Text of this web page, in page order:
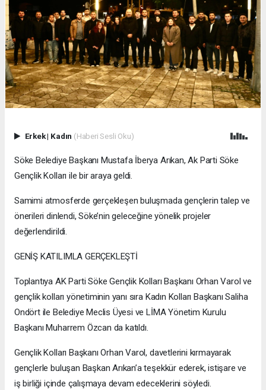
Erkek| Kadın (Haberi Sesli Oku)
Söke Belediye Başkanı Mustafa İberya Arıkan, Ak Parti Söke
Gençlik Kolları ile bir araya geldi.
Samimi atmosferde gerçekleşen buluşmada gençlerin talep ve
önerileri dinlendi, Söke’nin geleceğine yönelik projeler
değerlendirildi.
GENİŞ KATILIMLA GERÇEKLEŞTİ
Toplantıya AK Parti Söke Gençlik Kolları Başkanı Orhan Varol ve
gençlik kolları yönetiminin yanı sıra Kadın Kolları Başkanı Saliha
Ondört ile Belediye Meclis Üyesi ve LİMA Yönetim Kurulu
Başkanı Muharrem Özcan da katıldı.
Gençlik Kolları Başkanı Orhan Varol, davetlerini kırmayarak
gençlerle buluşan Başkan Arıkan’a teşekkür ederek, istişare ve
iş birliği içinde çalışmaya devam edeceklerini söyledi.